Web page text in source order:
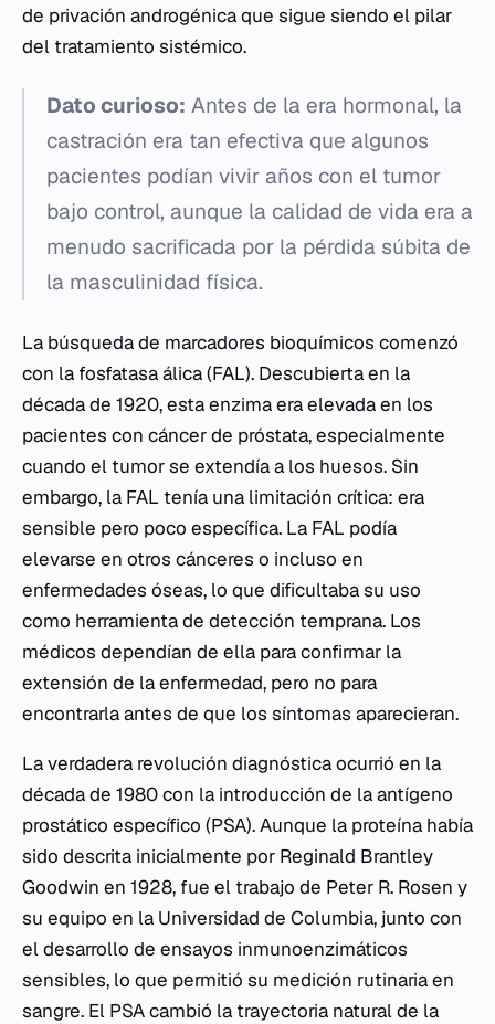
de privación androgénica que sigue siendo el pilar
del tratamiento sistémico.
Dato curioso: Antes de la era hormonal, la
castración era tan efectiva que algunos
pacientes podían vivir años con el tumor
bajo control, aunque la calidad de vida era a
menudo sacrificada por la pérdida súbita de
la masculinidad física.
La búsqueda de marcadores bioquímicos comenzó
con la fosfatasa álica (FAL). Descubierta en la
década de 1920, esta enzima era elevada en los
pacientes con cáncer de próstata, especialmente
cuando el tumor se extendía a los huesos. Sin
embargo, la FAL tenía una limitación crítica: era
sensible pero poco específica. La FAL podía
elevarse en otros cánceres o incluso en
enfermedades óseas, lo que dificultaba su uso
como herramienta de detección temprana. Los
médicos dependían de ella para confirmar la
extensión de la enfermedad, pero no para
encontrarla antes de que los síntomas aparecieran.
La verdadera revolución diagnóstica ocurrió en la
década de 1980 con la introducción de la antígeno
prostático específico (PSA). Aunque la proteína había
sido descrita inicialmente por Reginald Brantley
Goodwin en 1928, fue el trabajo de Peter R. Rosen y
su equipo en la Universidad de Columbia, junto con
el desarrollo de ensayos inmunoenzimáticos
sensibles, lo que permitió su medición rutinaria en
sangre. El PSA cambió la trayectoria natural de la